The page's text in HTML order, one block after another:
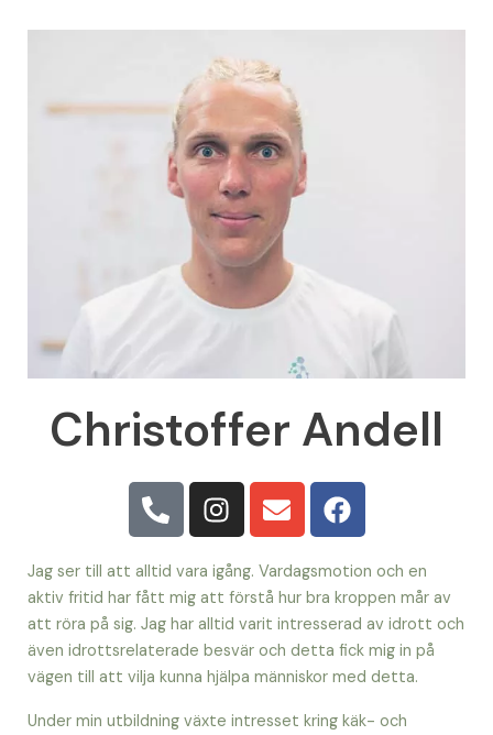
Christoffer Andell
h
n
e
-
a
l
t
I
n
t
a
g
r
a
m
E
n
e
l
o
p
e
F
a
e
b
o
o
k
Jag ser till att alltid vara igång. Vardagsmotion och en
aktiv fritid har fått mig att förstå hur bra kroppen mår av
att röra på sig. Jag har alltid varit intresserad av idrott och
även idrottsrelaterade besvär och detta fick mig in på
vägen till att vilja kunna hjälpa människor med detta.
Under min utbildning växte intresset kring käk- och